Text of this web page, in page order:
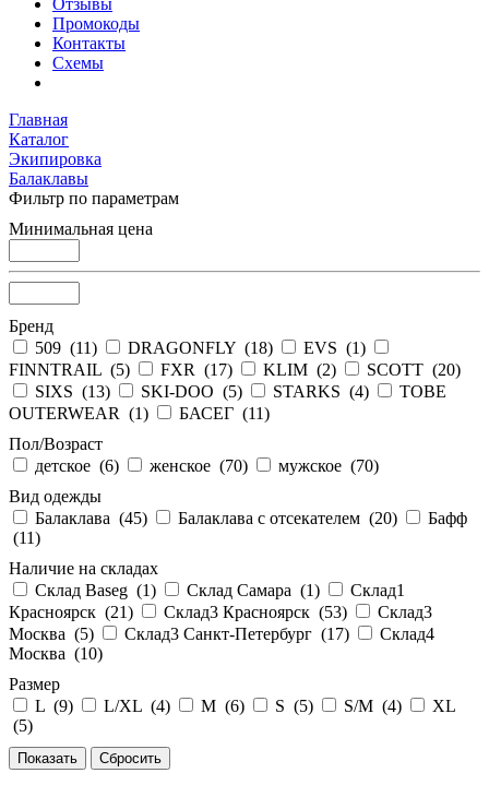
Промокоды
Контакты
Схемы
Главная
Каталог
Экипировка
Балаклавы
Фильтр по параметрам
Минимальная цена
Бренд
509 (11) DRAGONFLY (18) EVS (1)
FINNTRAIL (5) FXR (17) KLIM (2) SCOTT (20)
SIXS (13) SKI-DOO (5) STARKS (4)
TOBE
OUTERWEAR (1) БАСЕГ (11)
Пол/Возраст
детское (6) женское (70) мужское (70)
Вид одежды
Балаклава (45) Балаклава с отсекателем (20)
Бафф
(11)
Наличие на складах
Склад Baseg (1) Склад Самара (1)
Склад1
Красноярск (21) Склад3 Красноярск (53)
Склад3
Москва (5) Склад3 Санкт-Петербург (17)
Склад4
Москва (10)
Размер
L (9) L/XL (4) M (6) S (5) S/M (4)
XL
(5)